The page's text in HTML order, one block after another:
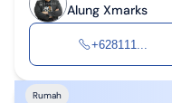
Alung Xmarks
+628111...
Rumah